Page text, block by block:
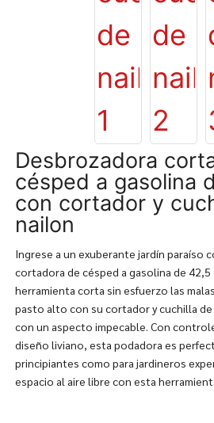
Desbrozadora
césped a gasolina
con cortador y
nailon
Ingrese a un exuberante jardín paraíso
cortadora de césped a gasolina de
herramienta corta sin esfuerzo las
pasto alto con su cortador y cuchilla
con un aspecto impecable. Con
diseño liviano, esta podadora es
principiantes como para jardineros
espacio al aire libre con esta